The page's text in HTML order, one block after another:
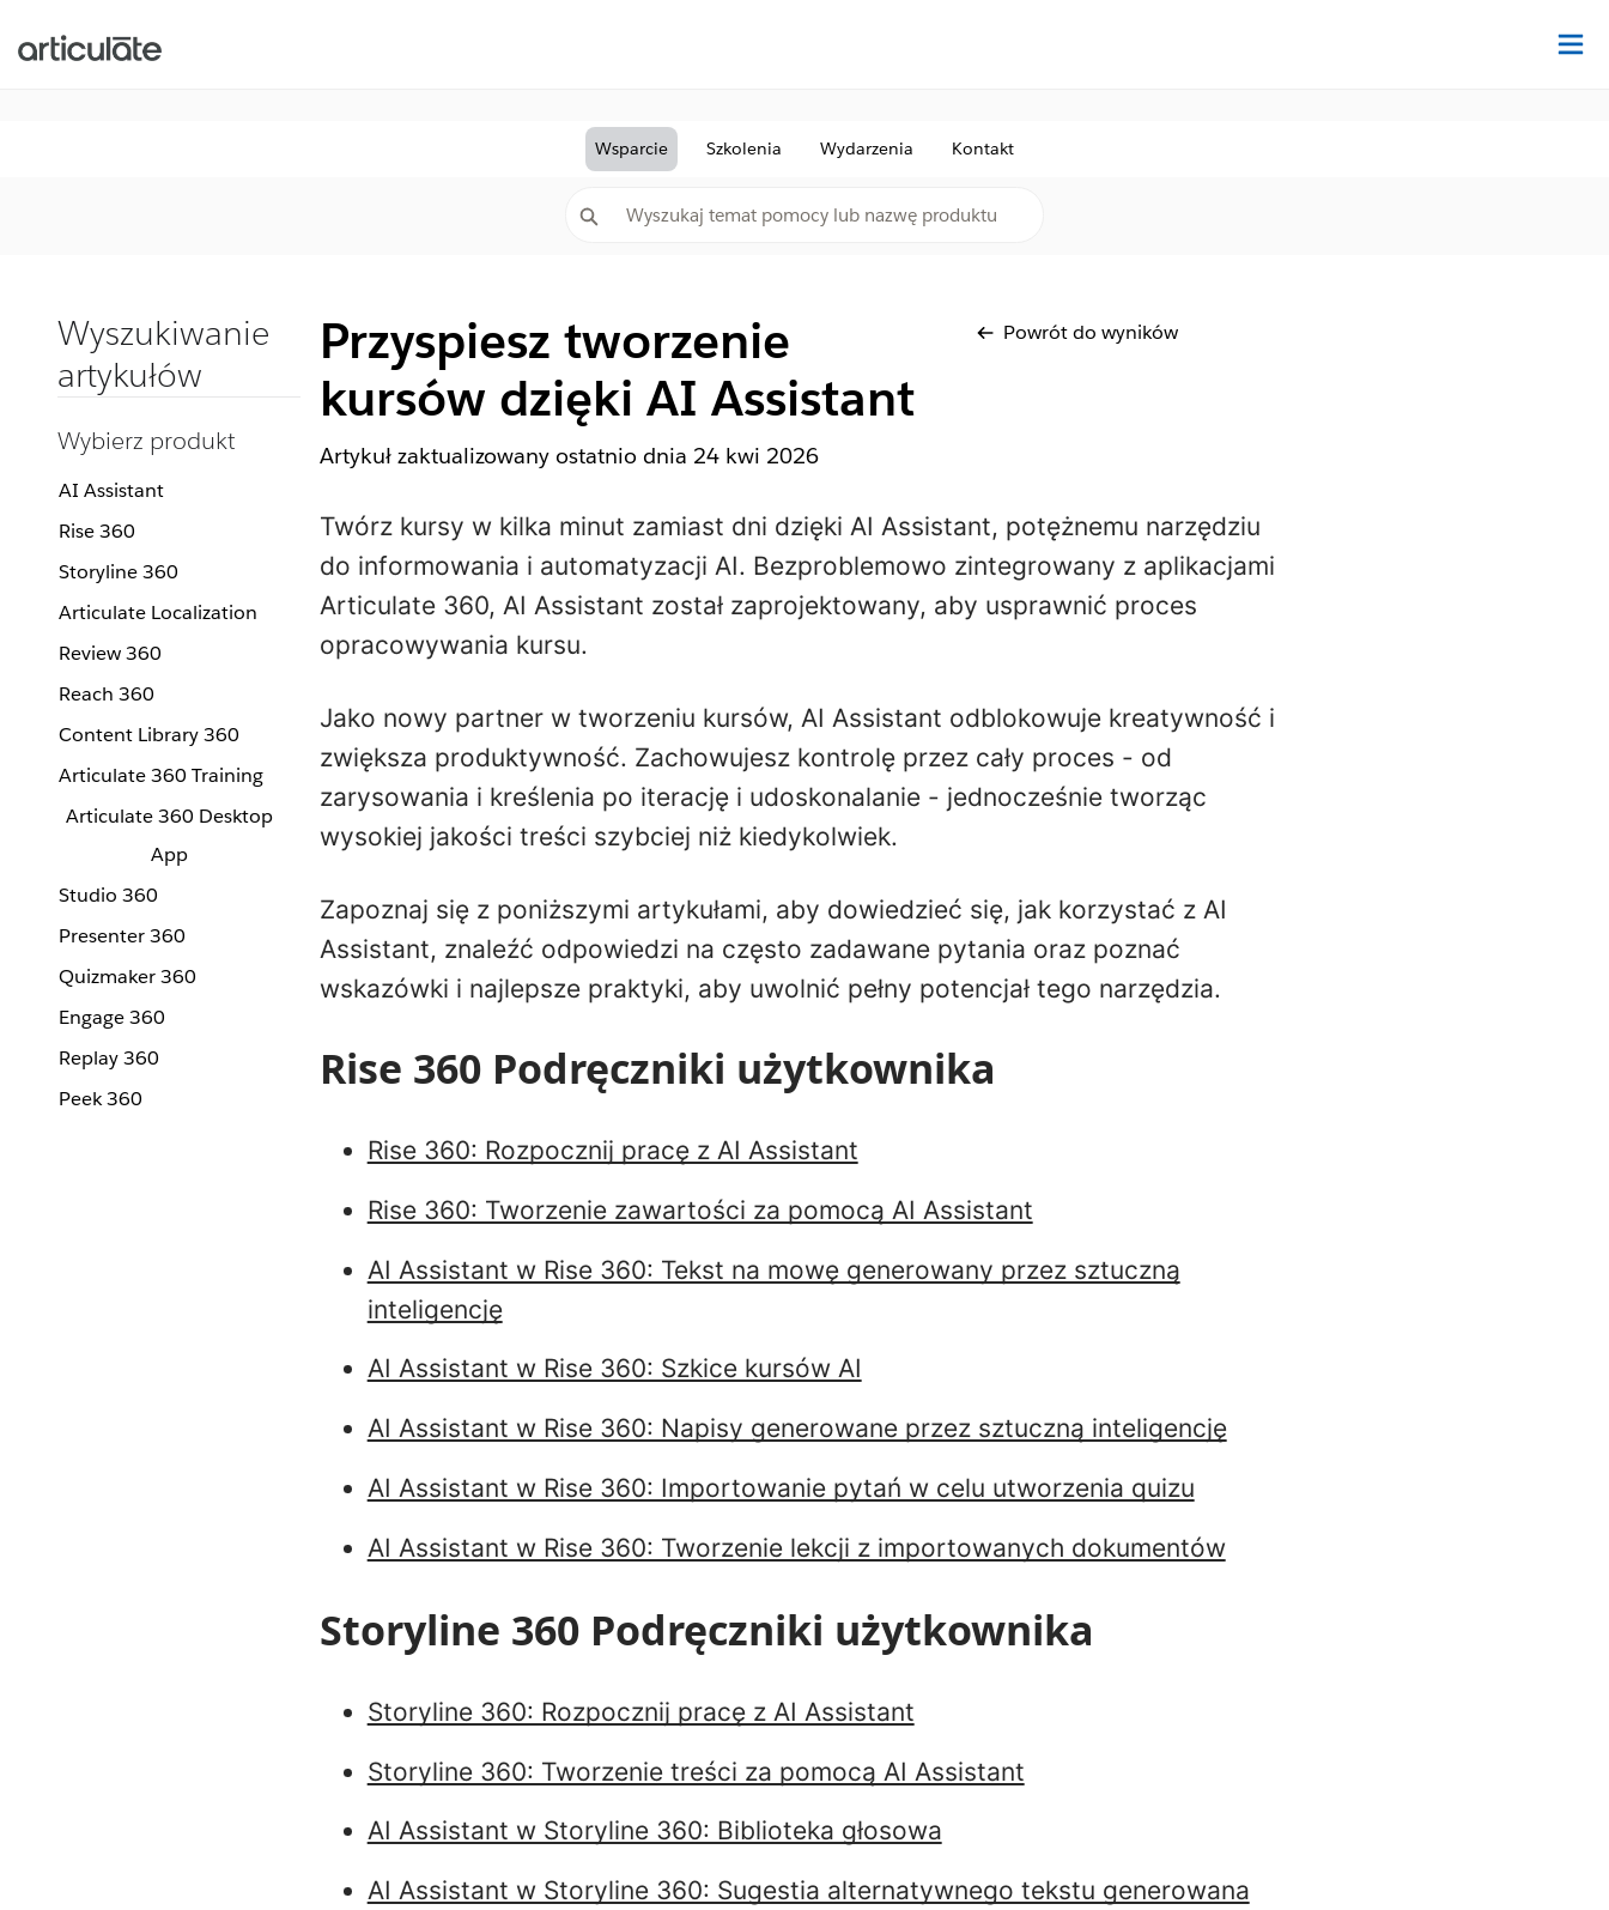
Wsparcie Szkolenia Wydarzenia Kontakt
Wyszukiwanie
artykułów
Wybierz produkt
AI Assistant
Rise 360
Storyline 360
Articulate Localization
Review 360
Reach 360
Content Library 360
Articulate 360 Training
Articulate 360 Desktop
App
Studio 360
Presenter 360
Quizmaker 360
Engage 360
Replay 360
Peek 360
Przyspiesz tworzenie
kursów dzięki AI Assistant
Powrót do wyników
Artykuł zaktualizowany ostatnio dnia 24 kwi 2026
Twórz kursy w kilka minut zamiast dni dzięki AI Assistant, potężnemu narzędziu
do informowania i automatyzacji AI. Bezproblemowo zintegrowany z aplikacjami
Articulate 360, AI Assistant został zaprojektowany, aby usprawnić proces
opracowywania kursu.
Jako nowy partner w tworzeniu kursów, AI Assistant odblokowuje kreatywność i
zwiększa produktywność. Zachowujesz kontrolę przez cały proces - od
zarysowania i kreślenia po iterację i udoskonalanie - jednocześnie tworząc
wysokiej jakości treści szybciej niż kiedykolwiek.
Zapoznaj się z poniższymi artykułami, aby dowiedzieć się, jak korzystać z AI
Assistant, znaleźć odpowiedzi na często zadawane pytania oraz poznać
wskazówki i najlepsze praktyki, aby uwolnić pełny potencjał tego narzędzia.
Rise 360 Podręczniki użytkownika
Rise 360: Rozpocznij pracę z AI Assistant
Rise 360: Tworzenie zawartości za pomocą AI Assistant
AI Assistant w Rise 360: Tekst na mowę generowany przez sztuczną
inteligencję
AI Assistant w Rise 360: Szkice kursów AI
AI Assistant w Rise 360: Napisy generowane przez sztuczną inteligencję
AI Assistant w Rise 360: Importowanie pytań w celu utworzenia quizu
AI Assistant w Rise 360: Tworzenie lekcji z importowanych dokumentów
Storyline 360 Podręczniki użytkownika
Storyline 360: Rozpocznij pracę z AI Assistant
Storyline 360: Tworzenie treści za pomocą AI Assistant
AI Assistant w Storyline 360: Biblioteka głosowa
AI Assistant w Storyline 360: Sugestia alternatywnego tekstu generowana